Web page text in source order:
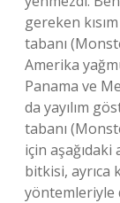
gereken
tabanı
Amerika
Panama ve
da yayılım
tabanı
için aşağıdaki
bitkisi, ayrıca
yöntemleriyle